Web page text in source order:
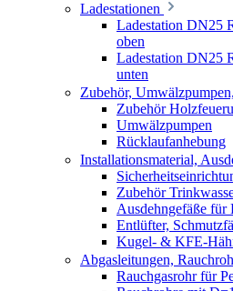
Ladestationen
Ladestation DN25
oben
Ladestation DN25
unten
Zubehör,
Zubehör
Umwälzpumpen
Rücklaufanhebung
Installationsmaterial,
Zubehör
Ausdehngefäße für
Entlüfter,
Kugel- & KFE-
Abgasleitungen,
Rauchgasrohr für